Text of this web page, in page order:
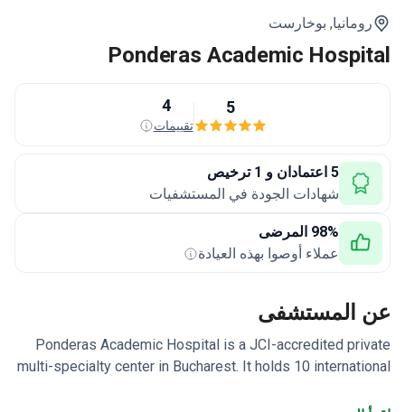
بوخارست
Ponderas Academic
تقييمات
5 اعتمادان و 1 ترخيص
شهادات الجودة في المستشفيات
98% المرضى
عملاء أوصوا بهذه العيادة
المستشفى
Ponderas Academic Hospital is a JCI-accredited
multi-specialty center in Bucharest. It holds 10